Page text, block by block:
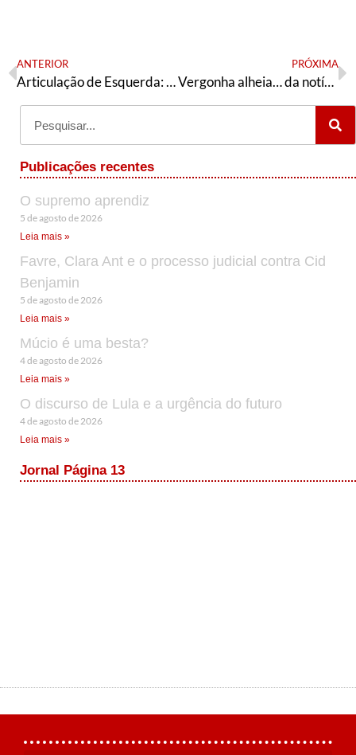
ANTERIOR
Articulação de Esquerda: resolução sobre a situação política e nossas tarefas
PRÓXIMA
Vergonha alheia… da notícia publicada pela EBC sobre o Nobel da Paz
Publicações recentes
O supremo aprendiz
5 de agosto de 2026
Leia mais »
Favre, Clara Ant e o processo judicial contra Cid
Benjamin
5 de agosto de 2026
Leia mais »
Múcio é uma besta?
4 de agosto de 2026
Leia mais »
O discurso de Lula e a urgência do futuro
4 de agosto de 2026
Leia mais »
Jornal Página 13